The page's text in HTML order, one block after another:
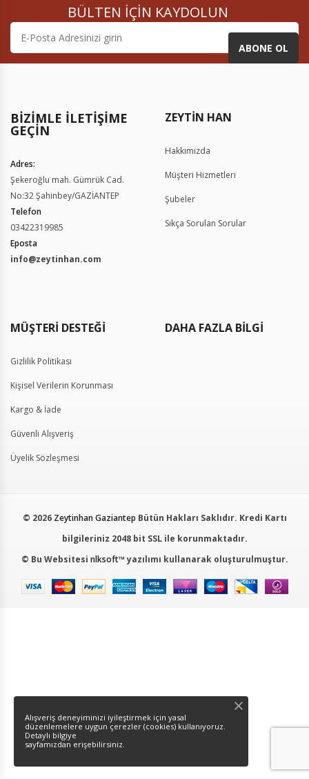
BÜLTEN İÇİN KAYDOLUN
ABONE OL
BIZIMLE İLETIŞIME
GEÇIN
Adres:
Şekeroğlu mah. Gümrük Cad.
No:32 Şahinbey/GAZİANTEP
Telefon
03422319985
Eposta
info@zeytinhan.com
Hakkımızda
Müşteri Hizmetleri
Şubeler
Sıkça Sorulan Sorular
Gizlilik Politikası
Kişisel Verilerin Korunması
Kargo & İade
Güvenli Alışveriş
Üyelik Sözleşmesi
© 2026 Zeytinhan Gaziantep Bütün Hakları Saklıdır. Kredi Kartı
bilgileriniz 2048 bit SSL ile korunmaktadır.
© Bu Websitesi nlksoft™yazılımı kullanarak oluşturulmuştur.
Alışveriş deneyiminizi iyileştirmek için yasal
düzenlemelere uygun çerezler (cookies) kullanıyoruz.
Detaylı bilgiye
sayfamızdan erişebilirsiniz.